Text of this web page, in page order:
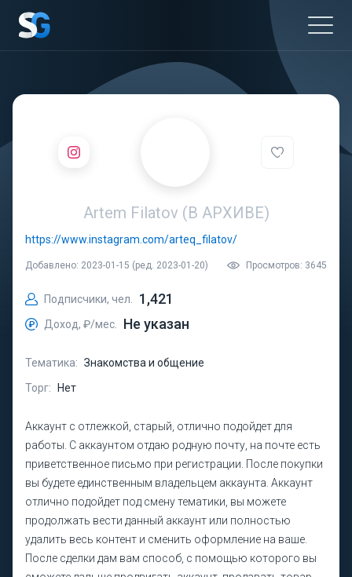
Artem Filatov (В АРХИВЕ)
https://www.instagram.com/arteq_filatov/
Добавлено: 2023-01-15 (ред. 2023-01-20) Просмотров: 3645
Подписчики, чел. 1,421
Доход, ₽/мес. Не указан
Тематика: Знакомства и общение
Торг:
Нет
Аккаунт с отлежкой, старый, отлично подойдет для
работы. С аккаунтом отдаю родную почту, на почте есть
приветственное письмо при регистрации. После покупки
вы будете единственным владельцем аккаунта. Аккаунт
отлично подойдет под смену тематики, вы можете
продолжать вести данный аккаунт или полностью
удалить весь контент и сменить оформление на ваше.
После сделки дам вам способ, с помощью которого вы